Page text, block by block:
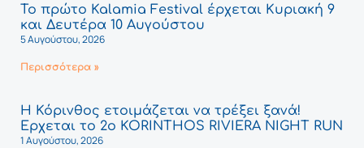
Το πρώτο Kalamia Festival έρχεται Κυριακή 9
και Δευτέρα 10 Αυγούστου
5 Αυγούστου, 2026
Περισσότερα »
Η Κόρινθος ετοιμάζεται να τρέξει ξανά!
Έρχεται το 2ο KORINTHOS RIVIERA NIGHT RUN
1 Αυγούστου, 2026